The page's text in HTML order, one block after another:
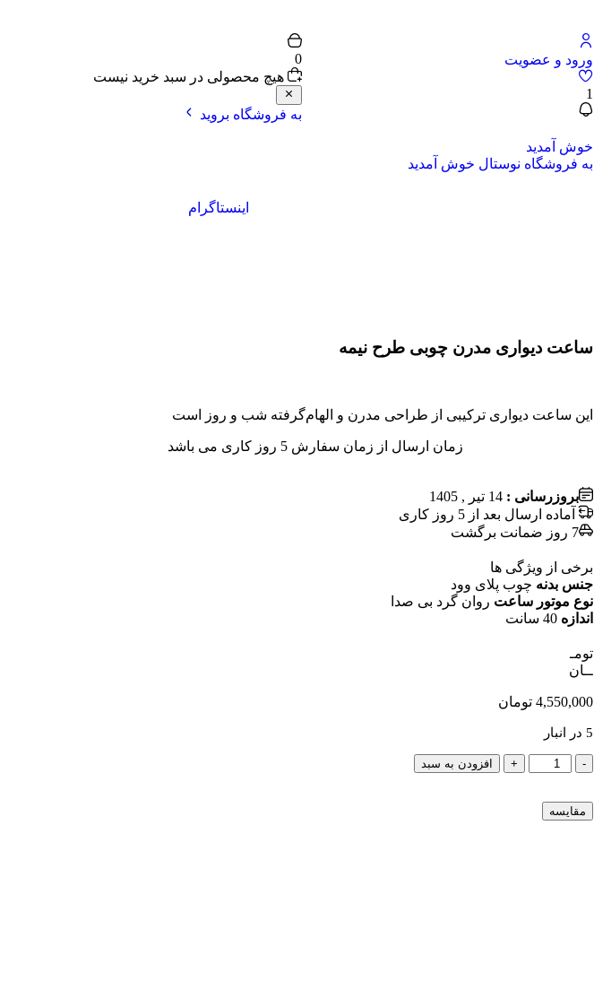
ورود و عضویت
1
خوش آمدید
به فروشگاه نوستال خوش آمدید
0
هیچ محصولی در سبد خرید نیست
به فروشگاه بروید
اینستاگرام
ساعت دیواری مدرن چوبی طرح نیمه
این ساعت دیواری ترکیبی از طراحی مدرن و الهام‌گرفته شب و روز است
زمان ارسال از زمان سفارش 5 روز کاری می باشد
بروزرسانی : 14 تیر , 1405
آماده ارسال بعد از 5 روز کاری
7 روز ضمانت برگشت
برخی از ویژگی ها
جنس بدنه چوب پلای وود
نوع موتور ساعت روان گرد بی صدا
اندازه
تومـ
ــان
4,550,000 تومان
5 در انبار
-
+ افزودن به سبد
مقایسه